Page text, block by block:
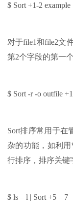
$ Sort +1-2 example
对于file1和file2文
第2个字段的第一
$ Sort -r -o outfile
Sort排序常用于在
杂的功能，如利
行排序，排序关键
$ ls – l | Sort +5 – 7